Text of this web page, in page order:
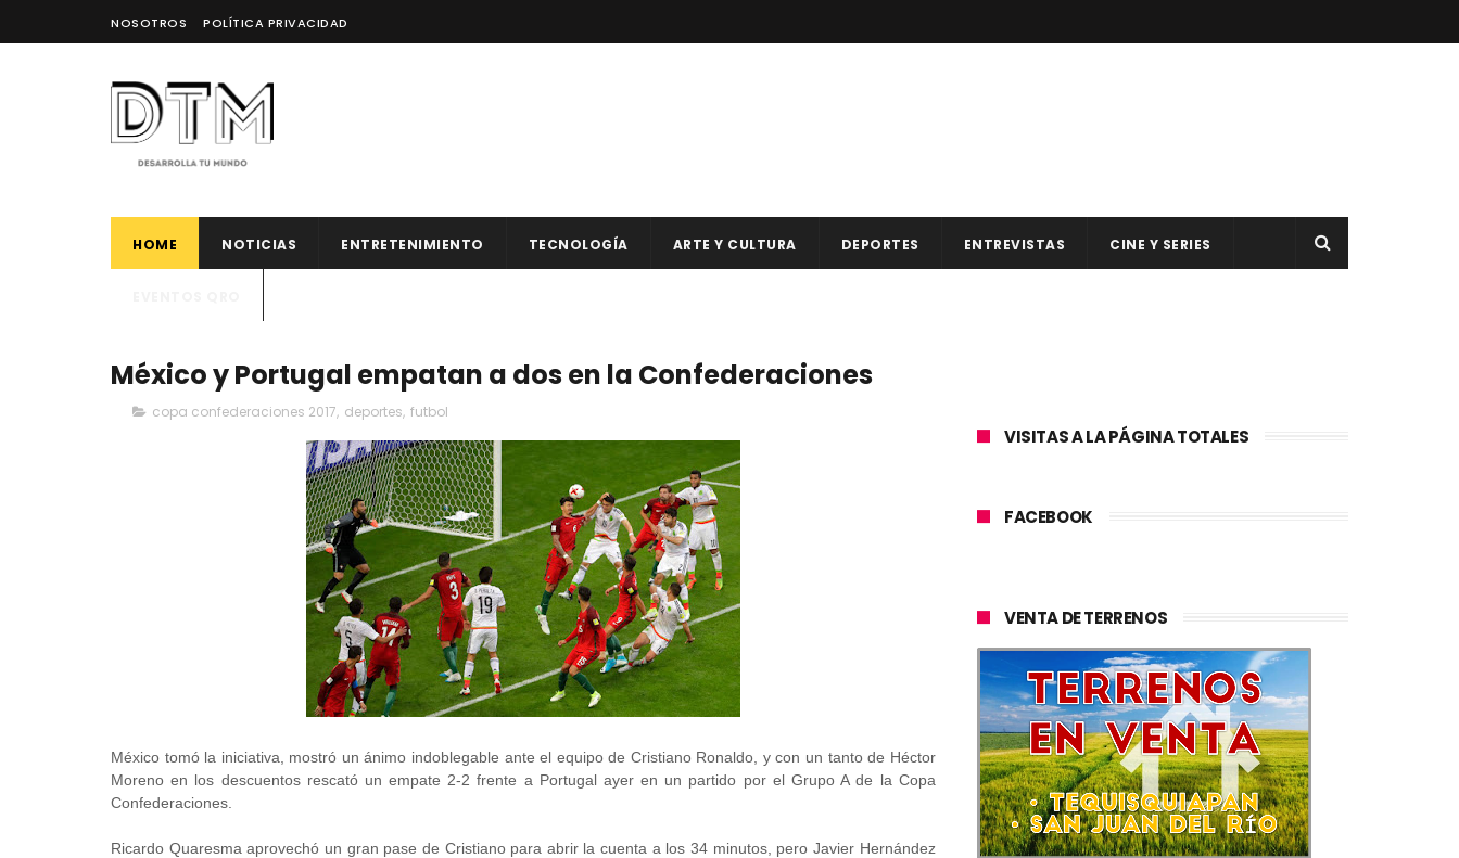
NOSOTROS POLÍTICA PRIVACIDAD
HOME NOTICIAS ENTRETENIMIENTO TECNOLOGÍA ARTE Y CULTURA DEPORTES ENTREVISTAS CINE Y SERIES
México y Portugal empatan a dos en la Confederaciones
copa confederaciones 2017, deportes, futbol
México tomó la iniciativa, mostró un ánimo indoblegable ante el equipo de Cristiano Ronaldo, y con un tanto de Héctor
Moreno en los descuentos rescató un empate 2-2 frente a Portugal ayer en un partido por el Grupo A de la Copa
Confederaciones.
Ricardo Quaresma aprovechó un gran pase de Cristiano para abrir la cuenta a los 34 minutos, pero Javier Hernández
VISITAS A LA PÁGINA TOTALES
FACEBOOK
VENTA DE TERRENOS